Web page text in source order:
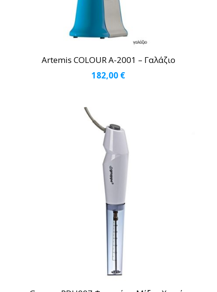
Artemis COLOUR A-2001 – Γαλάζιο
182,00 €